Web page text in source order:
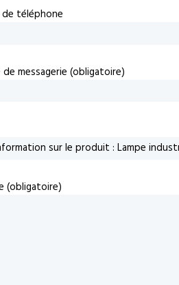
téléphone
messagerie (obligatoire)
(obligatoire)